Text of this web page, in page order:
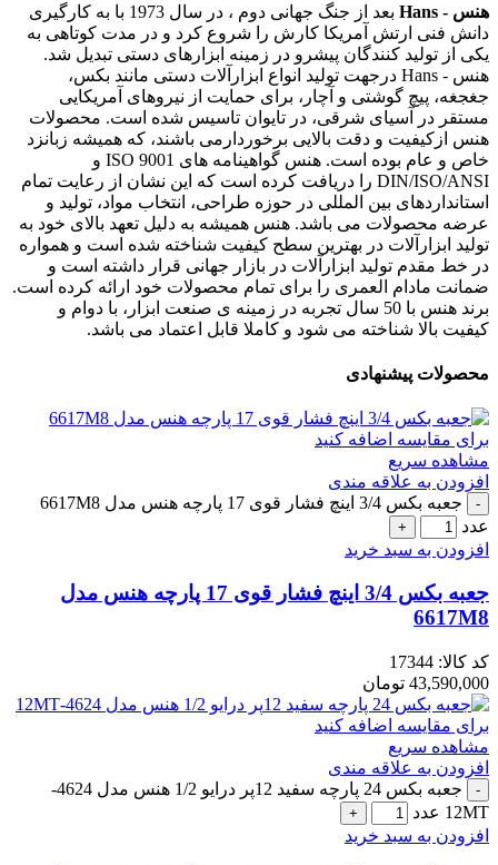
هنس - Hans
بعد از جنگ جهانی دوم ، در سال 1973 با به کارگیری
دانش فنی ارتش آمریکا کارش را شروع کرد و در مدت کوتاهی به
یکی از تولید کنندگان پیشرو در زمینه ابزارهای دستی تبدیل شد.
هنس - Hans درجهت تولید انواع ابزارآلات دستی مانند بکس،
جغجغه، پیچ گوشتی و آچار، برای حمایت از نیروهای آمریکایی
مستقر در آسیای شرقی، در تایوان تاسیس شده است. محصولات
هنس ازکیفیت و دقت بالایی برخوردارمی باشند، که همیشه زبانزد
خاص و عام بوده است. هنس گواهینامه های ISO 9001 و
DIN/ISO/ANSI را دریافت کرده است که این نشان از رعایت تمام
استانداردهای بین المللی در حوزه طراحی، انتخاب مواد، تولید و
عرضه محصولات می باشد. هنس همیشه به دلیل تعهد بالای خود به
تولید ابزارآلات در بهترین سطح کیفیت شناخته شده است و همواره
در خط مقدم تولید ابزارآلات در بازار جهانی قرار داشته است و
ضمانت مادام العمری را برای تمام محصولات خود ارائه کرده است.
برند هنس با 50 سال تجربه در زمینه ی صنعت ابزار، با دوام و
کیفیت بالا شناخته می شود و کاملا قابل اعتماد می باشد.
محصولات پیشنهادی
برای مقایسه اضافه کنید
مشاهده سریع
افزودن به علاقه مندی
جعبه بکس 3/4 اینچ فشار قوی 17 پارچه هنس مدل 6617M8
عدد
افزودن به سبد خرید
جعبه بکس 3/4 اینچ فشار قوی 17 پارچه هنس مدل
6617M8
کد کالا: 17344
43,590,000 تومان
برای مقایسه اضافه کنید
مشاهده سریع
افزودن به علاقه مندی
جعبه بکس 24 پارچه سفید 12پر درایو 1/2 هنس مدل 4624-
12MT عدد
افزودن به سبد خرید